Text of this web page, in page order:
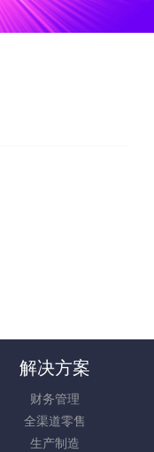
解决方案
财务管理
全渠道零售
生产制造